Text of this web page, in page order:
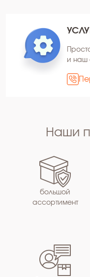
и наш
Наши
большой
ассортимент